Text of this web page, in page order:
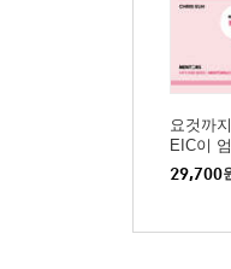
요것까
EIC이
29,700